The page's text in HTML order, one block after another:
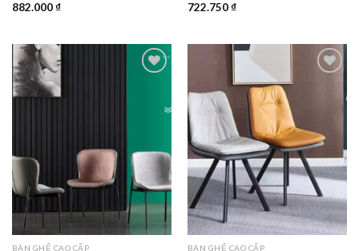
882.000₫
722.750₫
BÀN GHẾ CAO CẤP BÀN GHẾ CAO CẤP